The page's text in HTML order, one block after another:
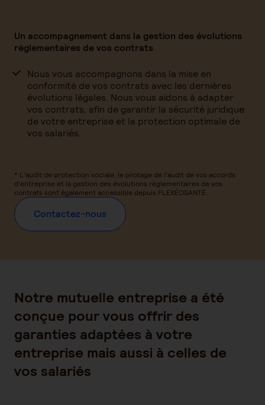
Un accompagnement dans la gestion des évolutions
règlementaires de vos contrats
Nous vous accompagnons dans la mise en
conformité de vos contrats avec les dernières
évolutions légales. Nous vous aidons à adapter
vos contrats, afin de garantir la sécurité juridique
de votre entreprise et la protection optimale de
vos salariés.
* L’audit de protection sociale, le pilotage de l’audit de vos accords
d’entreprise et la gestion des évolutions règlementaires de vos
contrats sont également accessible depuis FLEXÉOSANTÉ.
Contactez-nous
Notre mutuelle entreprise a été
conçue pour vous offrir des
garanties adaptées à votre
entreprise mais aussi à celles de
vos salariés